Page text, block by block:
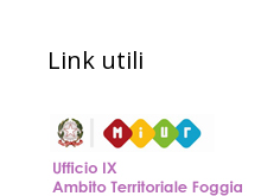
Link utili